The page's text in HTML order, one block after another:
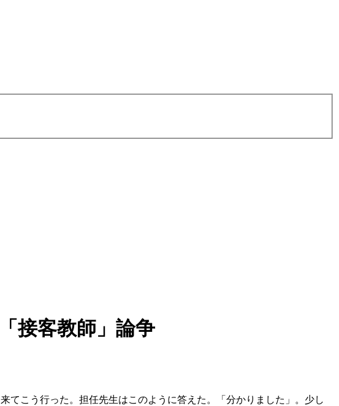
接客教師」論争
てこう行った。担任先生はこのように答えた。「分かりました」。少し